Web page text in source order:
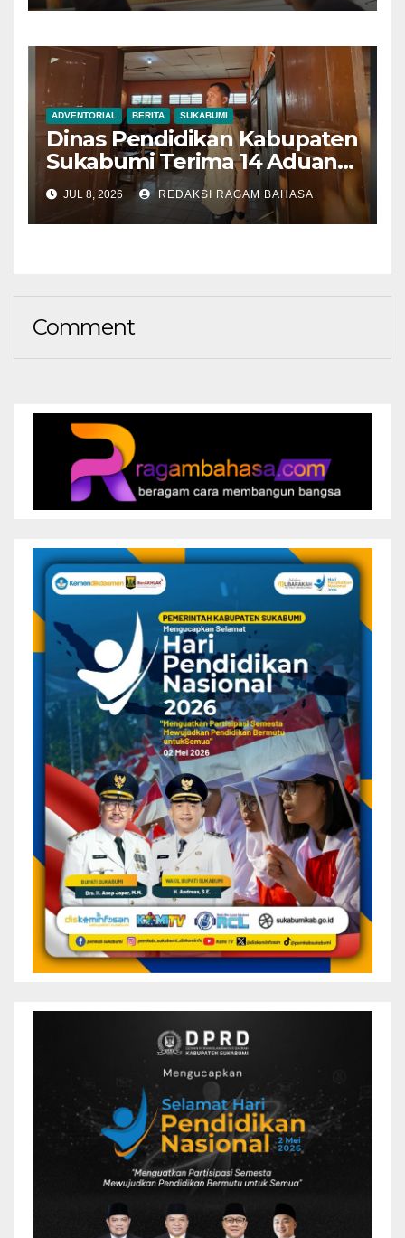
ADVENTORIAL BERITA SUKABUMI
Dinas Pendidikan Kabupaten
Sukabumi Terima 14 Aduan
Selama SPMB 2026,
Mayoritas Terkait
Mekanisme Pendaftaran
JUL 8, 2026 REDAKSI RAGAM BAHASA
Comment